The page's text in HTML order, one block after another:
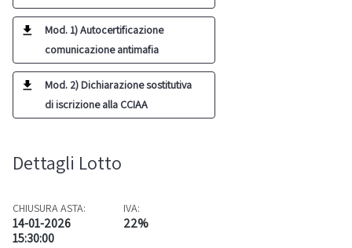
Mod. 1) Autocertificazione
comunicazione antimafia
Mod. 2) Dichiarazione sostitutiva
di iscrizione alla CCIAA
Dettagli Lotto
CHIUSURA ASTA:
14-01-2026
15:30:00
IVA:
22%